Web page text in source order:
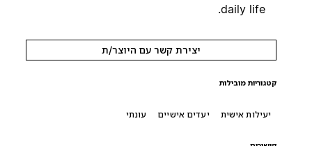
daily life.
יצירת קשר עם היוצר/ת
קטגוריות מובילות
יעילות אישית יעדים אישיים עונתי